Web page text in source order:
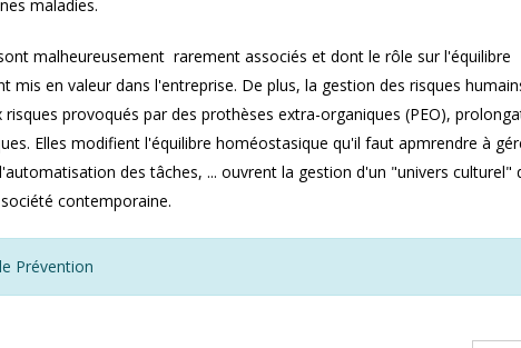
maladies.
malheureusement rarement associés et dont le rôle sur l'équilibre
mis en valeur dans l'entreprise. De plus, la gestion des risques
provoqués par des prothèses extra-organiques (PEO),
Elles modifient l'équilibre homéostasique qu'il faut apmrendre à
des tâches, ... ouvrent la gestion d'un "univers culturel"
contemporaine.
Prévention